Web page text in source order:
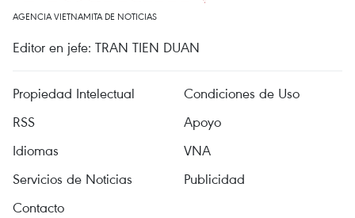
AGENCIA VIETNAMITA DE NOTICIAS
Editor en jefe: TRAN TIEN DUAN
Propiedad Intelectual
Condiciones de Uso
RSS
Apoyo
Idiomas
VNA
Servicios de Noticias
Publicidad
Contacto